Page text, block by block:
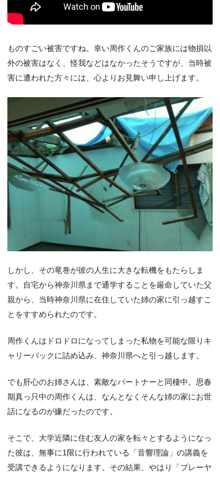
ものすごい被害ですね。幸い周作くんのご家族には物損以
外の被害はなく、怪我などはなかったそうですが、当時被
害に遭われた方々には、心よりお見舞い申し上げます。
しかし、その竜巻が彼の人生に大きな転機をもたらしま
す。自宅から神奈川県まで通学することを厳命していた父
親から、当時神奈川県に在住していた姉の家に引っ越すこ
とをすすめられたのです。
周作くんはドロドロになってしまった私物を可能な限りキ
ャリーバックに詰め込み、神奈川県へと引っ越します。
でも肝心のお姉さんは、素敵なパートナーと同棲中。思春
期真っ只中の周作くんは、なんとなくそんな姉の家にお世
話になるのが嫌だったのです。
そこで、大学近隣に住む友人の家を転々とするようになっ
た彼は、無事に1限に行われている「音響理論」の講義を
受講できるようになります。その結果、やはり「プレーヤ